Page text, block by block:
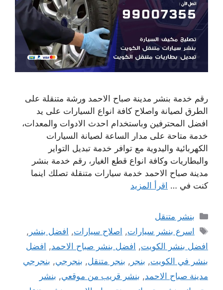
رقم خدمة بنشر مدينة صباح الاحمد ورشة متنقلة على
الطرق لصيانة واصلاح كافة انواع السيارات على يد
افضل المحترفين وباستخدام احدث الادوات والمعدات،
خدمة متاحة على مدار الساعة لصيانة السيارات
الكهربائية واليدوية مع توافر خدمة تبديل التواير
والبطاريات وكافة انواع قطع الغيار، رقم خدمة بنشر
مدينة صباح الاحمد خدمة سيارات متنقلة تصلك اينما
كنت في … اقرأ المزيد
التصنيفات
بنشر متنقل
الوسوم
اسرع بنشر سيارات, اصلاح سيارات, افضل بنشر ,
افضل بنشر الكويت, افضل بنشر صباح الاحمد, افضل
بنشر في الكويت, بنجر , بنجر متنقل, بنجرجي, بنجرجي
مدينة صباح الاحمد, بنشر قريب من موقعي, بنشر